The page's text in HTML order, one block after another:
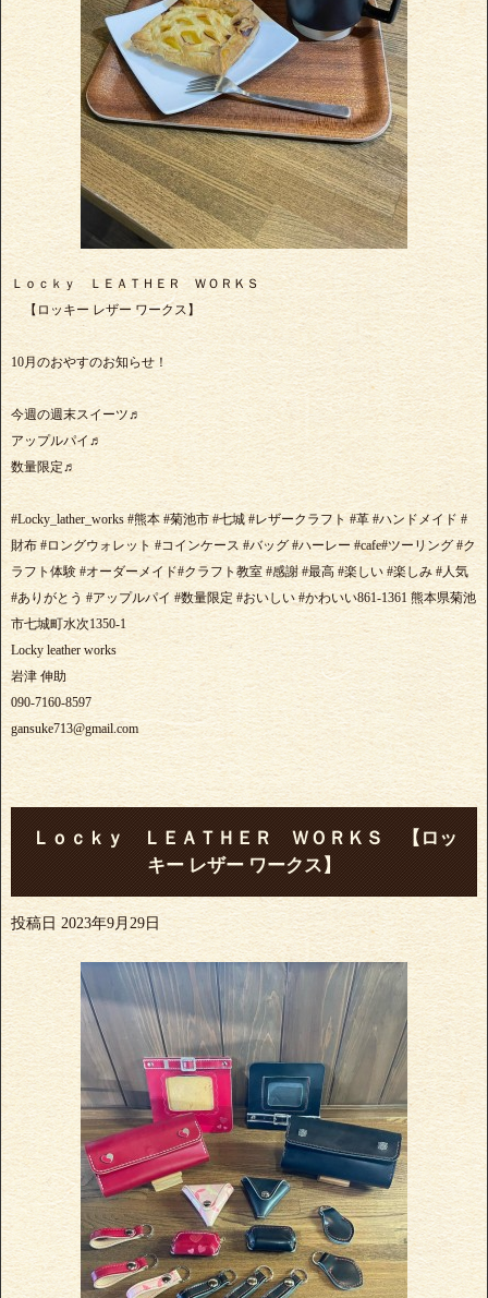
Ｌｏｃｋｙ ＬＥＡＴＨＥＲ ＷＯＲＫＳ
【ロッキー レザー ワークス】
10月のおやすのお知らせ！
今週の週末スイーツ♬
アップルパイ♬
数量限定♬
#Locky_lather_works #熊本 #菊池市 #七城 #レザークラフト #革 #ハンドメイド #
財布 #ロングウォレット #コインケース #バッグ #ハーレー #cafe#ツーリング #ク
ラフト体験 #オーダーメイド#クラフト教室 #感謝 #最高 #楽しい #楽しみ #人気
#ありがとう #アップルパイ #数量限定 #おいしい #かわいい861-1361 熊本県菊池
市七城町水次1350-1
Locky leather works
岩津 伸助
090-7160-8597
gansuke713@gmail.com
Ｌｏｃｋｙ ＬＥＡＴＨＥＲ ＷＯＲＫＳ 【ロッ
キー レザー ワークス】
投稿日 2023年9月29日